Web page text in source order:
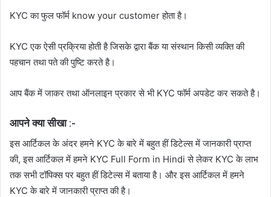
KYC का फुल फॉर्म know your customer होता है।
KYC एक ऐसी प्रक्रिया होती है जिसके द्वारा बैंक या संस्थान किसी व्यक्ति की
पहचान तथा पते की पुष्टि करते है।
आप बैंक में जाकर तथा ऑनलाइन प्रकार से भी KYC फॉर्म अपडेट कर सकते है।
आपने क्या सीखा :-
इस आर्टिकल के अंदर हमने KYC के बारे में बहुत हीं डिटेल्स में जानकारी प्राप्त
की, इस आर्टिकल में हमने KYC Full Form in Hindi से लेकर KYC के लाभ
तक सभी टॉपिक्स पर बहुत हीं डिटेल्स में बताया है। और इस आर्टिकल में हमने
KYC के बारे में जानकारी प्राप्त की है।